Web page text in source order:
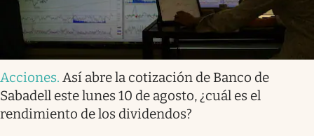
Acciones. Así abre la cotización de Banco de
Sabadell este lunes 10 de agosto, ¿cuál es el
rendimiento de los dividendos?